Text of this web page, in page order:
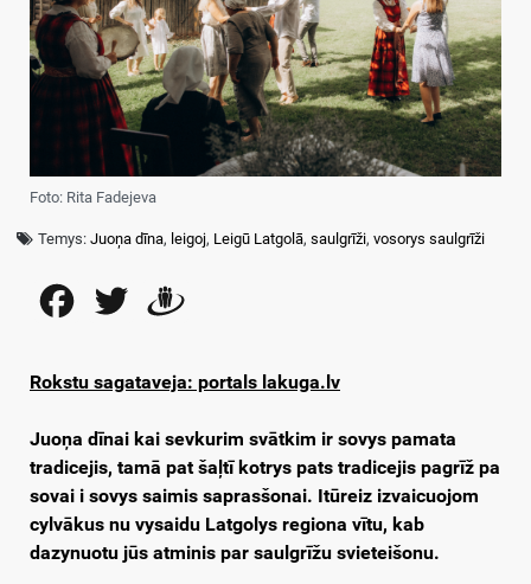
Foto: Rita Fadejeva
Temys:Juoņa dīna, leigoj, Leigū Latgolā,saulgrīži,vosorys saulgrīži
FacebookTwitter
Rokstu sagataveja: portals lakuga.lv
Juoņa dīnai kai sevkurim svātkim ir sovys pamata
tradicejis, tamā pat šaļtī kotrys pats tradicejis pagrīž pa
sovai i sovys saimis saprasšonai. Itūreiz izvaicuojom
cylvākus nu vysaidu Latgolys regiona vītu, kab
dazynuotu jūs atminis par saulgrīžu svieteišonu.